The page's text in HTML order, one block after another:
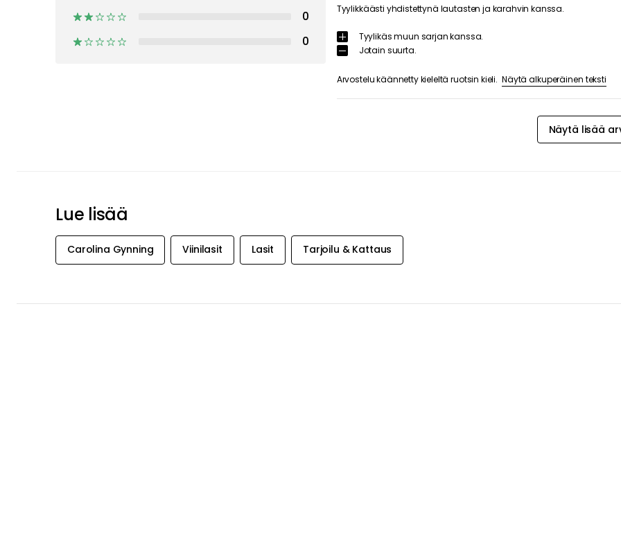
0
0
Tyylikkäästi yhdistettynä lautasten ja karahvin kanssa.
Tyylikäs muun sarjan kanssa.
Jotain suurta.
Arvostelu käännetty kieleltä ruotsin kieli. Näytä alkuperäinen teksti
Näytä lisää
Lue lisää
Carolina Gynning Viinilasit Lasit Tarjoilu & Kattaus